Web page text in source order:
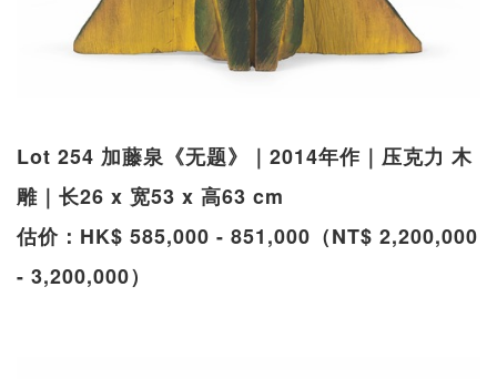
Lot 254 加藤泉《无题》｜2014年作｜压克力 木
雕｜长26 x 宽53 x 高63 cm
估价：HK$ 585,000 - 851,000（NT$ 2,200,000
- 3,200,000）